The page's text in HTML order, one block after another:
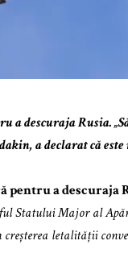
a descuraja Rusia.
a declarat că este
a descuraja
Statului Major al
letalității